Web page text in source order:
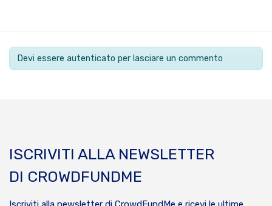
Devi essere autenticato per lasciare un commento
ISCRIVITI ALLA NEWSLETTER
DI CROWDFUNDME